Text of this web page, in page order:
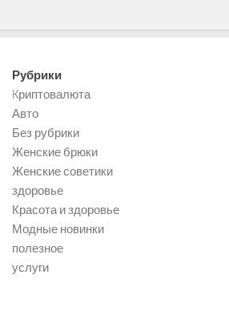
Рубрики
Kриптовалюта
Авто
Без рубрики
Женские брюки
Женские советики
здоровье
Красота и здоровье
Модные новинки
полезное
услуги